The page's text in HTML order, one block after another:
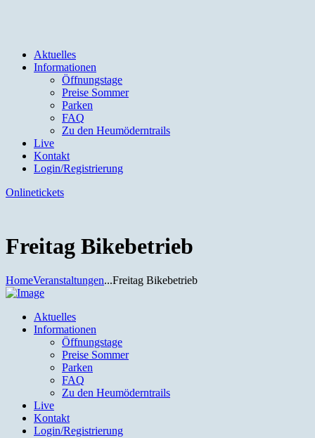
Aktuelles
Informationen
Öffnungstage
Preise Sommer
Parken
FAQ
Zu den Heumöderntrails
Live
Kontakt
Login/Registrierung
Onlinetickets
Freitag Bikebetrieb
HomeVeranstaltungen...Freitag Bikebetrieb
Aktuelles
Informationen
Öffnungstage
Preise Sommer
Parken
FAQ
Zu den Heumöderntrails
Live
Kontakt
Login/Registrierung